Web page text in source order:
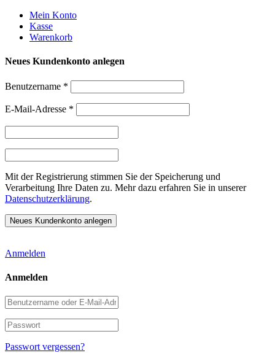
Weiter
zum
Inhalt
Mein Konto
Kasse
Warenkorb
Neues Kundenkonto anlegen
Benutzername *
E-Mail-Adresse *
Mit der Registrierung stimmen Sie der Speicherung und
Verarbeitung Ihre Daten zu. Mehr dazu erfahren Sie in unserer
Datenschutzerklärung.
Anmelden
Anmelden
Benutzername
oder
E-
Mail-
Adresse
Passwort
Passwort vergessen?